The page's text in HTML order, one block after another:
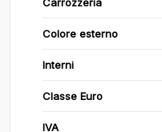
Colore esterno
Interni
Classe Euro
IVA